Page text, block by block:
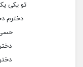
تو یکی
دخترم
حسی